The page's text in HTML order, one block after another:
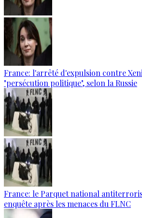
France: l'arrêté d'expulsion contre
"persécution politique", selon la Russie
France: le Parquet national
enquête après les menaces du FLNC